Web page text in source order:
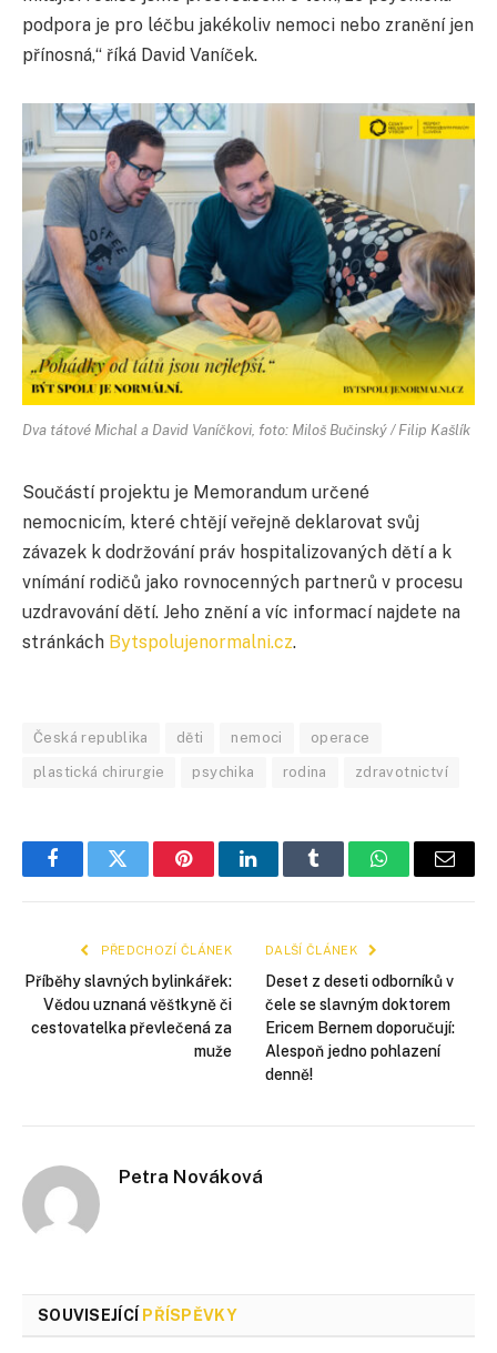
podpora je pro léčbu jakékoliv nemoci nebo zranění jen
přínosná,“ říká David Vaníček.
Dva tátové Michal a David Vaníčkovi, foto: Miloš Bučinský / Filip Kašlík
Součástí projektu je Memorandum určené
nemocnicím, které chtějí veřejně deklarovat svůj
závazek k dodržování práv hospitalizovaných dětí a k
vnímání rodičů jako rovnocenných partnerů v procesu
uzdravování dětí. Jeho znění a víc informací najdete na
stránkách Bytspolujenormalni.cz.
Česká republika děti nemoci operace
plastická chirurgie psychika rodina zdravotnictví
FacebookTwitter PinterestLinkedInTumblr WhatsApp
E-
PŘEDCHOZÍ ČLÁNEK
Příběhy slavných bylinkářek:
Vědou uznaná věštkyně či
cestovatelka převlečená za
muže
DALŠÍ ČLÁNEK
Deset z deseti odborníků v
čele se slavným doktorem
Ericem Bernem doporučují:
Alespoň jedno pohlazení
denně!
Petra Nováková
SOUVISEJÍCÍ PŘÍSPĚVKY